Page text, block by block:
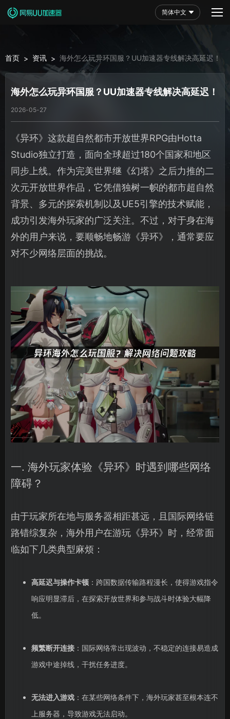
简体中文
首页 > 资讯 > 海外怎么玩异环国服？UU加速器专线解决高延迟！
海外怎么玩异环国服？UU加速器专线解决高延迟！
2026-05-27
《异环》这款超自然都市开放世界RPG由Hotta
Studio独立打造，面向全球超过180个国家和地区
同步上线。作为完美世界继《幻塔》之后力推的二
次元开放世界作品，它凭借独树一帜的都市超自然
背景、多元的探索机制以及UE5引擎的技术赋能，
成功引发海外玩家的广泛关注。不过，对于身在海
外的用户来说，要顺畅地畅游《异环》，通常要应
对不少网络层面的挑战。
一. 海外玩家体验《异环》时遇到哪些网络
障碍？
由于玩家所在地与服务器相距甚远，且国际网络链
路错综复杂，海外用户在游玩《异环》时，经常面
临如下几类典型麻烦：
高延迟与操作卡顿：跨国数据传输路程漫长，使得游戏指令
响应明显滞后，在探索开放世界和参与战斗时体验大幅降
低。
频繁断开连接：国际网络常出现波动，不稳定的连接易造成
游戏中途掉线，干扰任务进度。
无法进入游戏：在某些网络条件下，海外玩家甚至根本连不
上服务器，导致游戏无法启动。